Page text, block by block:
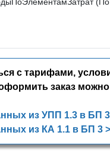
с тарифами,
заказ
из УПП 1.3 в БП 3
из КА 1.1 в БП 3